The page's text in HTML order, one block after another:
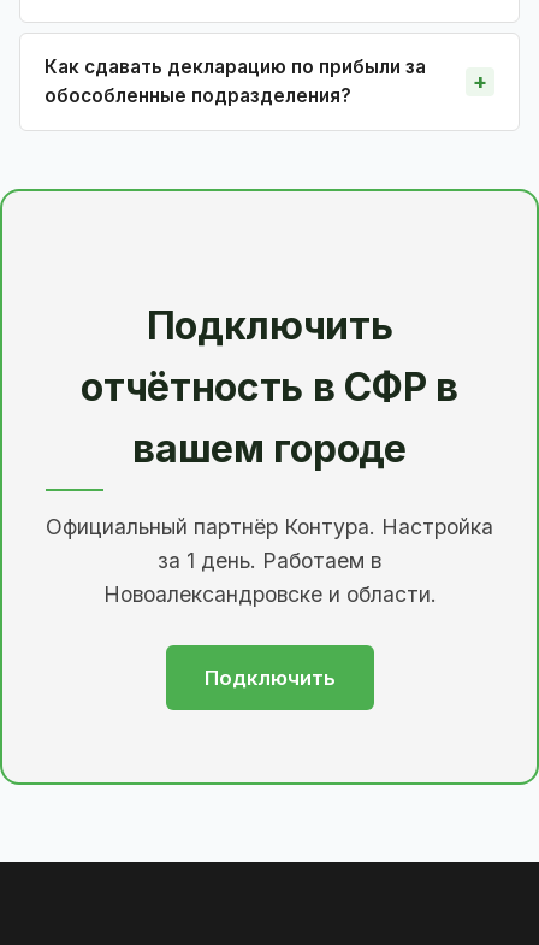
Как сдавать декларацию по прибыли за
обособленные подразделения?
Подключить
отчётность в СФР в
вашем городе
Официальный партнёр Контура. Настройка
за 1 день. Работаем в
Новоалександровске и области.
Подключить